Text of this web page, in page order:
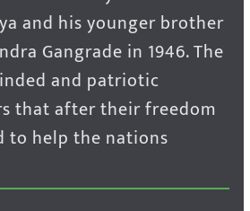
and his younger brother
Gangrade in 1946. The
and patriotic
that after their freedom
to help the nations